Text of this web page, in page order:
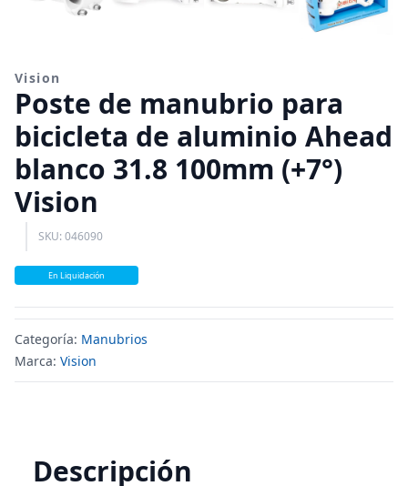
Vision
Poste de manubrio para
bicicleta de aluminio Ahead
blanco 31.8 100mm (+7°)
Vision
SKU: 046090
En Liquidación
Categoría: Manubrios
Marca: Vision
Descripción